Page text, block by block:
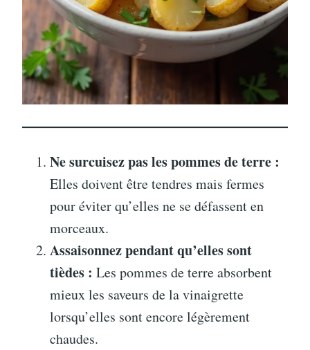
Ne surcuisez pas les pommes de terre :
Elles doivent être tendres mais fermes
pour éviter qu’elles ne se défassent en
morceaux.
Assaisonnez pendant qu’elles sont
tièdes : Les pommes de terre absorbent
mieux les saveurs de la vinaigrette
lorsqu’elles sont encore légèrement
chaudes.